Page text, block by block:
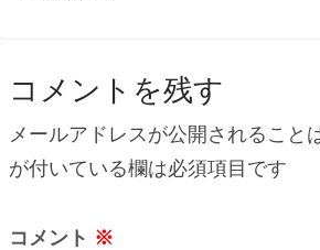
コメントを残す
メールアドレスが公開されること
が付いている欄は必須項目です
コメント ※